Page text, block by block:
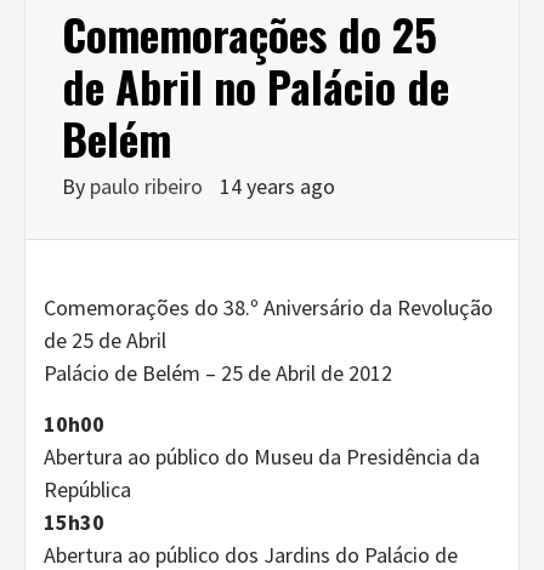
Comemorações do 25
de Abril no Palácio de
Belém
By paulo ribeiro 14 years ago
Comemorações do 38.º Aniversário da Revolução
de 25 de Abril
Palácio de Belém – 25 de Abril de 2012
10h00
Abertura ao público do Museu da Presidência da
República
15h30
Abertura ao público dos Jardins do Palácio de